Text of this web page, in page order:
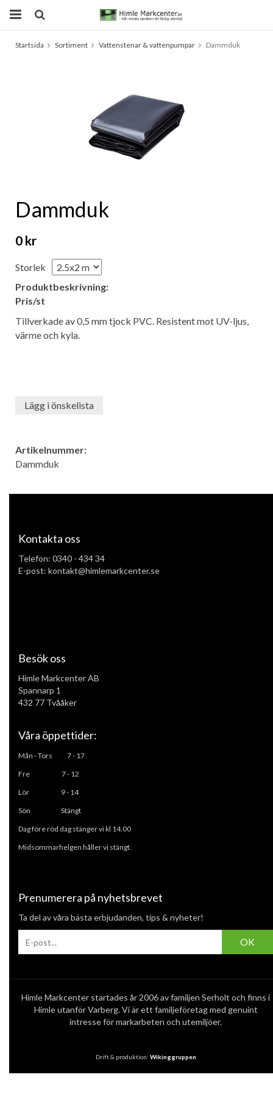
Startsida Sortiment Vattenstenar & vattenpumpar Dammduk
Dammduk
0 kr
Storlek
Produktbeskrivning:
Pris/st
Tillverkade av 0,5 mm tjock PVC. Resistent mot UV-ljus,
värme och kyla.
Lägg i önskelista
Artikelnummer:
Dammduk
Kontakta oss
Telefon: 0340 - 434 34
E-post: kontakt@himlemarkcenter.se
Besök oss
Himle Markcenter AB
Spannarp 1
432 77 Tvååker
Våra öppettider:
Mån - Tors
7 - 17
Fre 7 - 12
Lör 9 - 14
Sön Stängt
Dag före röd dag stänger vi kl 14.00
Midsommarhelgen håller vi stängt.
Prenumerera på nyhetsbrevet
Ta del av våra bästa erbjudanden, tips & nyheter!
OK
Himle Markcenter startades år 2006 av familjen Serholt och finns i
Himle utanför Varberg. Vi är ett familjeföretag med genuint
intresse för markarbeten och utemiljöer.
Drift & produktion: Wikinggruppen